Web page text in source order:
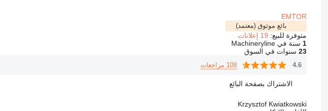
EMTOR
بائع موثوق (معتمد)
متوفرة للبيع: 19 إعلانات
1 سنة في Machineryline
23سنوات في السوق
4.6 108 مراجعات
الاشتراك بصفحة البائع
Krzysztof Kwiatkowski